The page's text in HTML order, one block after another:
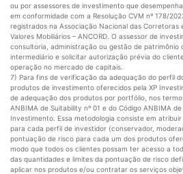
ou por assessores de investimento que
em conformidade com a Resolução CVM nº 178/
registrados na Associação Nacional das Corretoras
Valores Mobiliários – ANCORD. O assessor de
consultoria, administração ou gestão de
intermediário e solicitar autorização prévia do
operação no mercado de capitais.
7) Para fins de verificação da adequação do perfil
produtos de investimento oferecidos pela XP
de adequação dos produtos por portfólio, nos
ANBIMA de Suitability nº 01 e do Código ANBIMA
Investimento. Essa metodologia consiste em
para cada perfil de investidor (conservador,
pontuação de risco para cada um dos produtos
modo que todos os clientes possam ter acesso a
das quantidades e limites da pontuação de risco
aplicar nos produtos e/ou contratar os serviços